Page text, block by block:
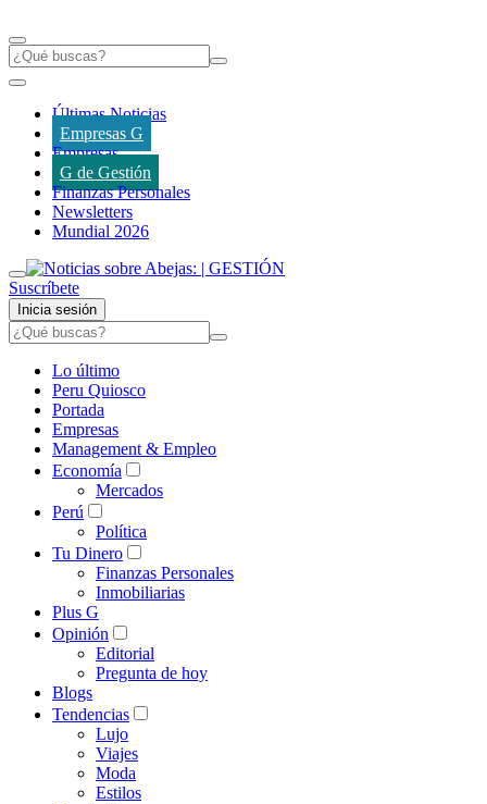
Últimas Noticias
Empresas G
Empresas
G de Gestión
Finanzas Personales
Newsletters
Mundial 2026
Suscríbete
Inicia sesión
Lo último
Peru Quiosco
Portada
Empresas
Management & Empleo
Economía
Mercados
Perú
Política
Tu Dinero
Finanzas Personales
Inmobiliarias
Plus G
Opinión
Editorial
Pregunta de hoy
Blogs
Tendencias
Lujo
Viajes
Moda
Estilos